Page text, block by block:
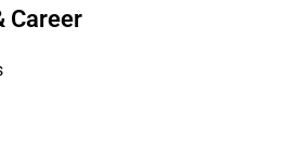
Career